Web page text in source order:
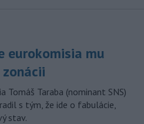
eurokomisia mu
Tomáš Taraba (nominant SNS)
s tým, že ide o fabulácie,
stav.